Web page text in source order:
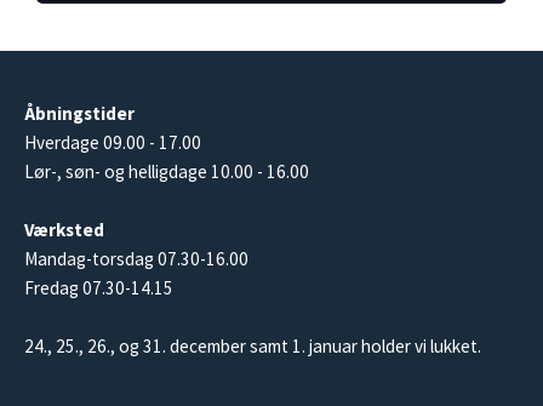
Åbningstider
Hverdage 09.00 - 17.00
Lør-, søn- og helligdage 10.00 - 16.00
Værksted
Mandag-torsdag 07.30-16.00
Fredag 07.30-14.15
24., 25., 26., og 31. december samt 1. januar holder vi lukket.